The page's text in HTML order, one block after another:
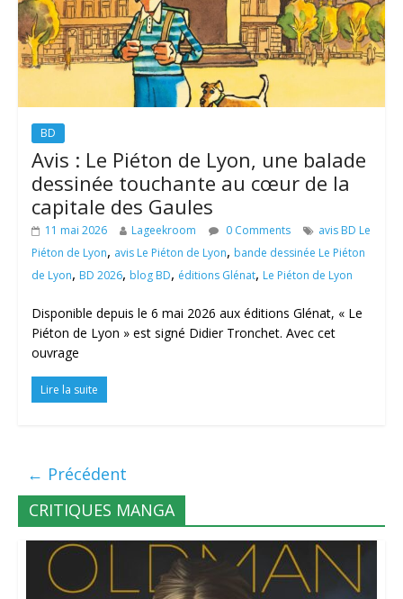
BD
Avis : Le Piéton de Lyon, une balade
dessinée touchante au cœur de la
capitale des Gaules
11 mai 2026 Lageekroom 0 Comments
avis BD Le
Piéton de Lyon, avis Le Piéton de Lyon, bande dessinée Le Piéton
de Lyon, BD 2026, blog BD, éditions Glénat, Le Piéton de Lyon
Disponible depuis le 6 mai 2026 aux éditions Glénat, « Le
Piéton de Lyon » est signé Didier Tronchet. Avec cet
ouvrage
Lire la suite
← Précédent
CRITIQUES MANGA